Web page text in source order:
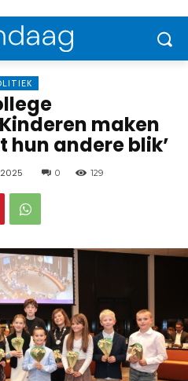
maken
hun andere blik’
0 129